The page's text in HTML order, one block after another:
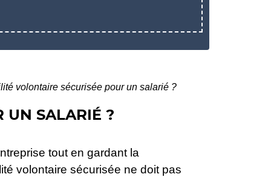
volontaire sécurisée pour un salarié ?
UN SALARIÉ ?
tout en gardant la
volontaire sécurisée ne doit pas